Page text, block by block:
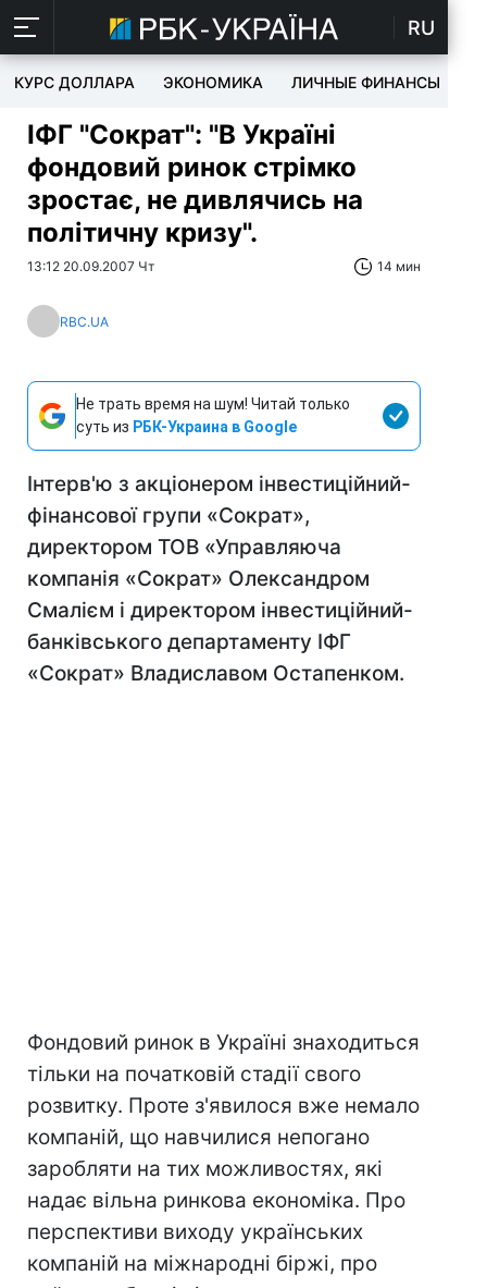
RU
КУРС ДОЛЛАРА ЭКОНОМИКА ЛИЧНЫЕ ФИНАНСЫ
ІФГ "Сократ": "В Україні
фондовий ринок стрімко
зростає, не дивлячись на
політичну кризу".
13:12 20.09.2007 Чт 14 мин
RBC.UA
Не трать время на шум! Читай только
суть из РБК-Украина в Google
Інтерв'ю з акціонером інвестиційний-
фінансової групи «Сократ»,
директором ТОВ «Управляюча
компанія «Сократ» Олександром
Смалієм і директором інвестиційний-
банківського департаменту ІФГ
«Сократ» Владиславом Остапенком.
Фондовий ринок в Україні знаходиться
тільки на початковій стадії свого
розвитку. Проте з'явилося вже немало
компаній, що навчилися непогано
заробляти на тих можливостях, які
надає вільна ринкова економіка. Про
перспективи виходу українських
компаній на міжнародні біржі, про